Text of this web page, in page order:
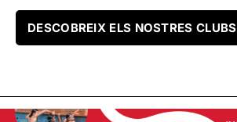
DESCOBREIX ELS NOSTRES CLUBS